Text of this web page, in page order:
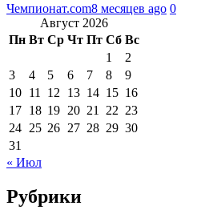
Чемпионат.com8 месяцев ago 0
Август 2026
Пн Вт Ср Чт Пт Сб Вс
1
2
3
4 5 6 7 8
9
10 11 12 13 14 15 16
17 18 19 20 21 22 23
24 25 26 27 28 29 30
31
« Июл
Рубрики